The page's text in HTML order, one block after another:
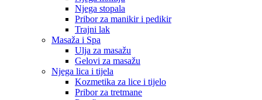
Njega stopala
Pribor za manikir i pedikir
Trajni lak
Masaža i Spa
Ulja za masažu
Gelovi za masažu
Njega lica i tijela
Kozmetika za lice i tijelo
Pribor za tretmane